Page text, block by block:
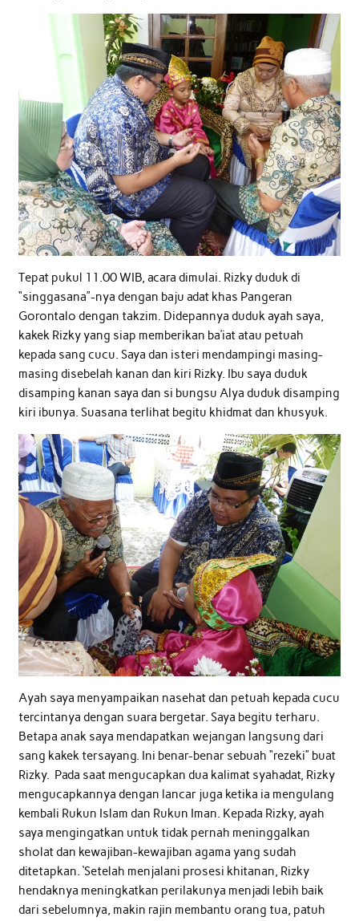
Tepat pukul 11.00 WIB, acara dimulai. Rizky duduk di
“singgasana”-nya dengan baju adat khas Pangeran
Gorontalo dengan takzim. Didepannya duduk ayah saya,
kakek Rizky yang siap memberikan ba’iat atau petuah
kepada sang cucu. Saya dan isteri mendampingi masing-
masing disebelah kanan dan kiri Rizky. Ibu saya duduk
disamping kanan saya dan si bungsu Alya duduk disamping
kiri ibunya. Suasana terlihat begitu khidmat dan khusyuk.
Ayah saya menyampaikan nasehat dan petuah kepada cucu
tercintanya dengan suara bergetar. Saya begitu terharu.
Betapa anak saya mendapatkan wejangan langsung dari
sang kakek tersayang. Ini benar-benar sebuah “rezeki” buat
Rizky. Pada saat mengucapkan dua kalimat syahadat, Rizky
mengucapkannya dengan lancar juga ketika ia mengulang
kembali Rukun Islam dan Rukun Iman. Kepada Rizky, ayah
saya mengingatkan untuk tidak pernah meninggalkan
sholat dan kewajiban-kewajiban agama yang sudah
ditetapkan. ‘Setelah menjalani prosesi khitanan, Rizky
hendaknya meningkatkan perilakunya menjadi lebih baik
dari sebelumnya, makin rajin membantu orang tua, patuh